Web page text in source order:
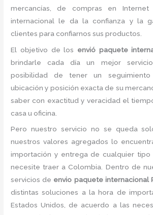
mercancías, de compras en
internacional le da la confianza y la
clientes para confiarnos sus productos.
El objetivo de los envió paquete
brindarle cada día un mejor
posibilidad de tener un
ubicación y posición exacta de su
saber con exactitud y veracidad el
casa u oficina.
Pero nuestro servicio no se queda
nuestros valores agregados lo
importación y entrega de cualquier tipo
necesite traer a Colombia. Dentro de
servicios de envio paquete internacional
distintas soluciones a la hora de
Estados Unidos, de acuerdo a las